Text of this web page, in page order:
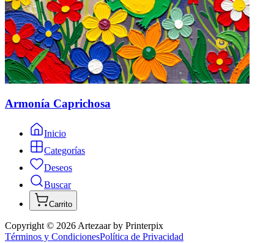
Armonía Caprichosa
Inicio
Categorías
Deseos
Buscar
Carrito
Copyright © 2026 Artezaar by Printerpix
Términos y CondicionesPolítica de Privacidad